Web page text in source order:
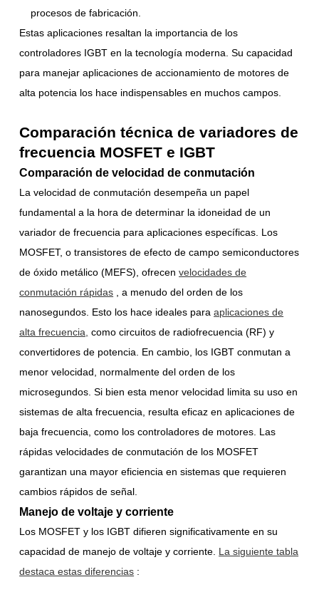
procesos de fabricación.
Estas aplicaciones resaltan la importancia de los
controladores IGBT en la tecnología moderna. Su capacidad
para manejar aplicaciones de accionamiento de motores de
alta potencia los hace indispensables en muchos campos.
Comparación técnica de variadores de
frecuencia MOSFET e IGBT
Comparación de velocidad de conmutación
La velocidad de conmutación desempeña un papel
fundamental a la hora de determinar la idoneidad de un
variador de frecuencia para aplicaciones específicas. Los
MOSFET, o transistores de efecto de campo semiconductores
de óxido metálico (MEFS), ofrecen velocidades de
conmutación rápidas
, a menudo del orden de los
nanosegundos. Esto los hace ideales para aplicaciones de
alta frecuencia, como circuitos de radiofrecuencia (RF) y
convertidores de potencia. En cambio, los IGBT conmutan a
menor velocidad, normalmente del orden de los
microsegundos. Si bien esta menor velocidad limita su uso en
sistemas de alta frecuencia, resulta eficaz en aplicaciones de
baja frecuencia, como los controladores de motores. Las
rápidas velocidades de conmutación de los MOSFET
garantizan una mayor eficiencia en sistemas que requieren
cambios rápidos de señal.
Manejo de voltaje y corriente
Los MOSFET y los IGBT difieren significativamente en su
capacidad de manejo de voltaje y corriente. La siguiente tabla
destaca estas diferencias :